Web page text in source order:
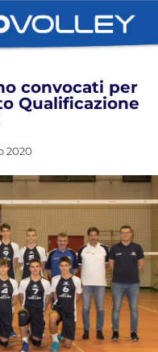
convocati per
Qualificazione
2020